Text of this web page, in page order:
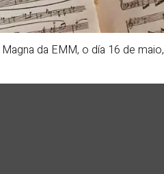
da EMM, o día 16 de maio,